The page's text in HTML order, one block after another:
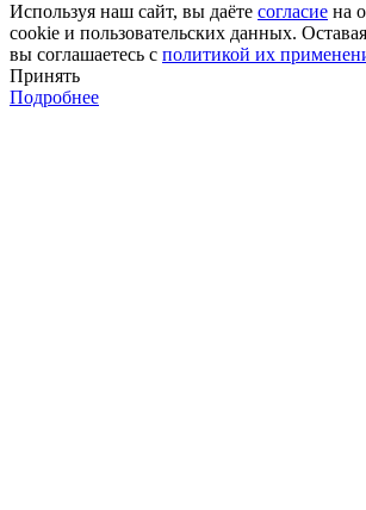
Используя наш сайт, вы даёте согласие на
cookie и пользовательских данных.
вы соглашаетесь с политикой их
Принять
Подробнее